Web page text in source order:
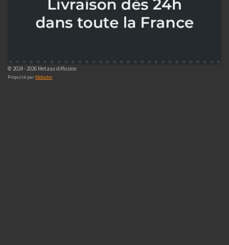
© 2024 - 2026 Metaux diffusion
Propulsé parWebador